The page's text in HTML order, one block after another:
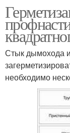
Стык дымохода
необходимо